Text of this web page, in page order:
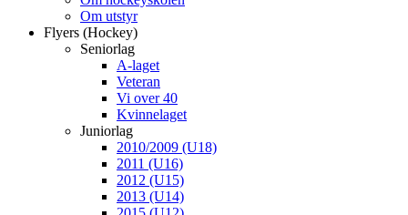
Om utstyr
Flyers (Hockey)
Seniorlag
A-laget
Veteran
Vi over 40
Kvinnelaget
Juniorlag
2010/2009 (U18)
2011 (U16)
2012 (U15)
2013 (U14)